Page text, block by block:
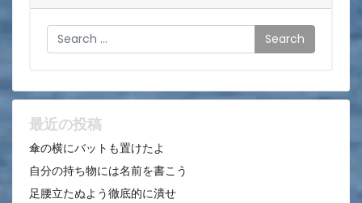
シ
ョ
ン
Search
最近の投稿
傘の横にバットも置けたよ
自分の持ち物には名前を書こう
足腰立たぬよう徹底的に潰せ